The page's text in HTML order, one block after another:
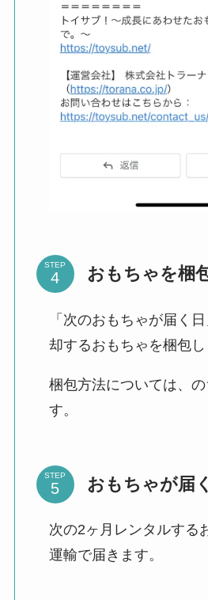
STEP おもちゃを梱
「次のおもちゃが届く
却するおもちゃを梱包し
梱包方法については、
す。
STEP おもちゃが届く
次の2ヶ月レンタルする
運輸で届きます。